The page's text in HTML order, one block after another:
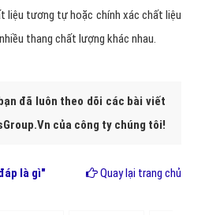
liệu tương tự hoặc chính xác chất liệu
thang chất lượng khác nhau.
đã luôn theo dõi các bài viết
của công ty chúng tôi!
là gì" Quay lại trang chủ